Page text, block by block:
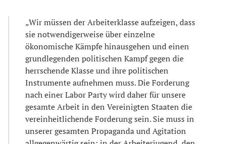
„Wir müssen der Arbeiterklasse aufzeigen, dass
sie notwendigerweise über einzelne
ökonomische Kämpfe hinausgehen und einen
grundlegenden politischen Kampf gegen die
herrschende Klasse und ihre politischen
Instrumente aufnehmen muss. Die Forderung
nach einer Labor Party wird daher für unsere
gesamte Arbeit in den Vereinigten Staaten die
vereinheitlichende Forderung sein. Sie muss in
unserer gesamten Propaganda und Agitation